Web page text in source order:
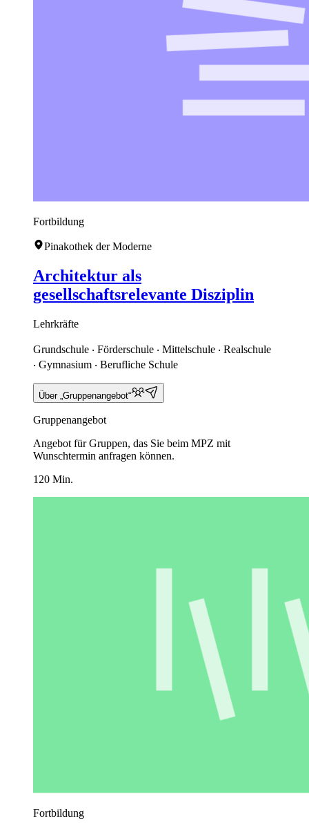
Fortbildung
Pinakothek der Moderne
Architektur als
gesellschaftsrelevante Disziplin
Lehrkräfte
Grundschule ‧ Förderschule ‧ Mittelschule ‧ Realschule
‧ Gymnasium ‧ Berufliche Schule
Über „Gruppenangebot“
Gruppenangebot
Angebot für Gruppen, das Sie beim MPZ mit
Wunschtermin anfragen können.
120 Min.
Fortbildung